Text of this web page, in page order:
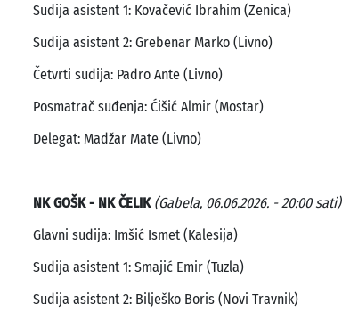
Sudija asistent 1: Kovačević Ibrahim (Zenica)
Sudija asistent 2: Grebenar Marko (Livno)
Četvrti sudija: Padro Ante (Livno)
Posmatrač suđenja: Ćišić Almir (Mostar)
Delegat: Madžar Mate (Livno)
NK GOŠK - NK ČELIK (Gabela, 06.06.2026. - 20:00 sati)
Glavni sudija: Imšić Ismet (Kalesija)
Sudija asistent 1: Smajić Emir (Tuzla)
Sudija asistent 2: Bilješko Boris (Novi Travnik)